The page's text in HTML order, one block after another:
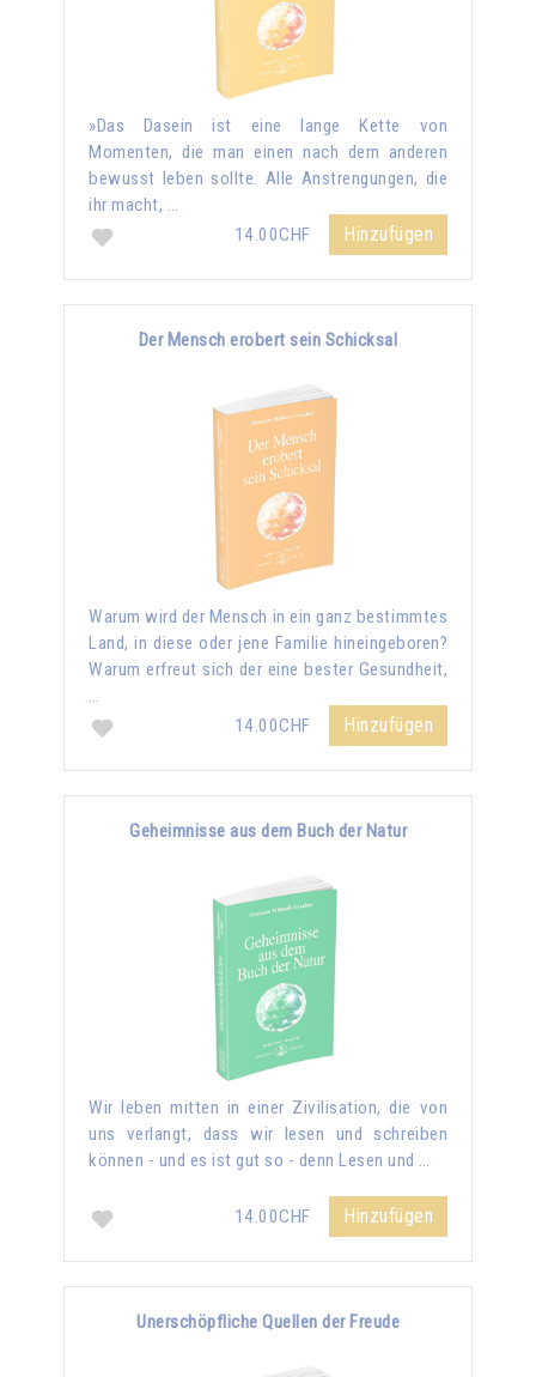
»Das Dasein ist eine lange Kette von
Momenten, die man einen nach dem anderen
bewusst leben sollte. Alle Anstrengungen, die
ihr macht, …
14.00CHF
Hinzufügen
Der Mensch erobert sein Schicksal
Warum wird der Mensch in ein ganz bestimmtes
Land, in diese oder jene Familie hineingeboren?
Warum erfreut sich der eine bester Gesundheit,
14.00CHF
Hinzufügen
Geheimnisse aus dem Buch der Natur
Wir leben mitten in einer Zivilisation, die von
uns verlangt, dass wir lesen und schreiben
können - und es ist gut so - denn Lesen und …
14.00CHF Hinzufügen
Unerschöpfliche Quellen der Freude